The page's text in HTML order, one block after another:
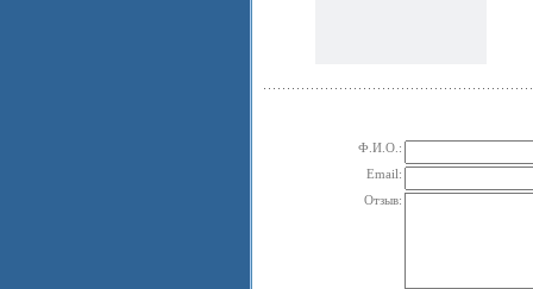
Ф.И.О.:
Email:
Отзыв: